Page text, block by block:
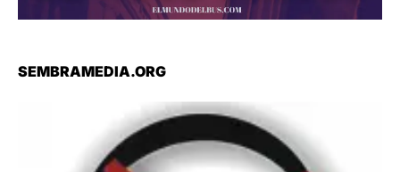
SEMBRAMEDIA.ORG